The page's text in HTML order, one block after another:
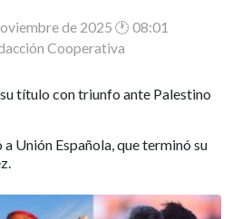
de 2025 🕐 08:01
Cooperativa
título con triunfo ante Palestino
Unión Española, que terminó su